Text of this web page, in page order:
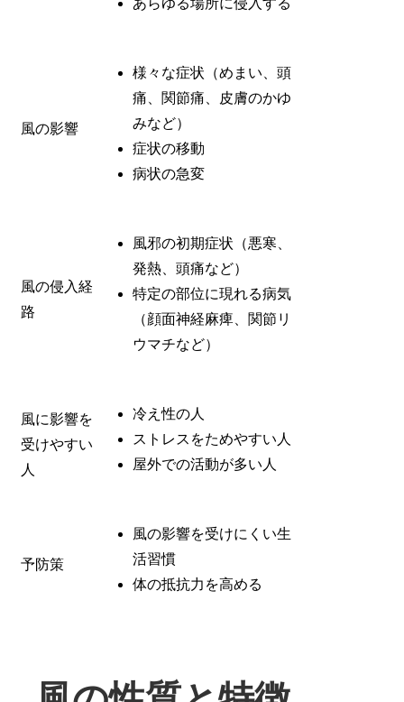
風の影響
様々な症状（めまい、頭
痛、関節痛、皮膚のかゆ
みなど）
症状の移動
病状の急変
風の侵入経
路
風邪の初期症状（悪寒、
発熱、頭痛など）
特定の部位に現れる病気
（顔面神経麻痺、関節リ
ウマチなど）
風に影響を
受けやすい
人
冷え性の人
ストレスをためやすい人
屋外での活動が多い人
予防策
風の影響を受けにくい生
活習慣
体の抵抗力を高める